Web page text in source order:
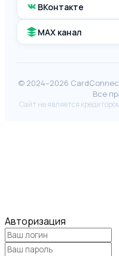
ВКонтакте
MAX канал
© 2024–2026
Все
Сайт не является
Авторизация